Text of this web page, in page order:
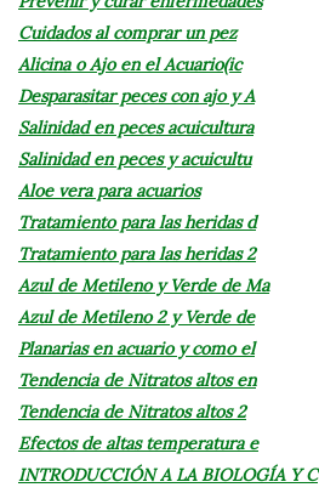
Cuidados al comprar un pez
Alicina o Ajo en el Acuario(ic
Desparasitar peces con ajo y A
Salinidad en peces acuicultura
Salinidad en peces y acuicultu
Aloe vera para acuarios
Tratamiento para las heridas d
Tratamiento para las heridas 2
Azul de Metileno y Verde de Ma
Azul de Metileno 2 y Verde de
Planarias en acuario y como el
Tendencia de Nitratos altos en
Tendencia de Nitratos altos 2
Efectos de altas temperatura e
INTRODUCCIÓN A LA BIOLOGÍA Y C